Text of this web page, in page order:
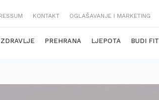
KONTAKT OGLAŠAVANJE I MARKETING
ZDRAVLJE PREHRANA LJEPOTA BUDI FIT